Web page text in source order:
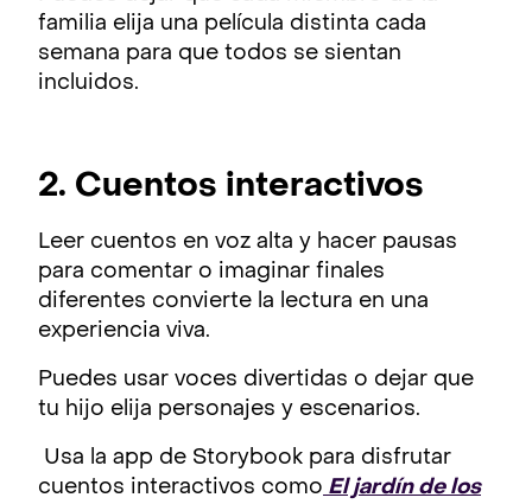
familia elija una película distinta cada
semana para que todos se sientan
incluidos.
2. Cuentos interactivos
Leer cuentos en voz alta y hacer pausas
para comentar o imaginar finales
diferentes convierte la lectura en una
experiencia viva.
Puedes usar voces divertidas o dejar que
tu hijo elija personajes y escenarios.
Usa la app de Storybook para disfrutar
cuentos interactivos como El jardín de los